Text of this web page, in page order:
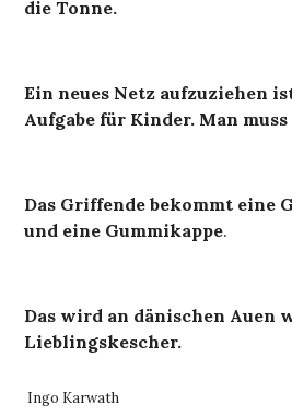
die Tonne.
Ein neues Netz aufzuziehen
Aufgabe für Kinder. Man
Das Griffende bekommt eine
und eine Gummikappe.
Das wird an dänischen Auen
Lieblingskescher.
Ingo Karwath